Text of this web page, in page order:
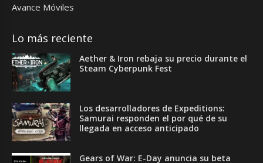
Avance Móviles
Lo más reciente
Aether & Iron rebaja su precio durante el
Steam Cyberpunk Fest
Los desarrolladores de Expeditions:
Samurai responden el por qué de su
llegada en acceso anticipado
Gears of War: E-Day anuncia su beta